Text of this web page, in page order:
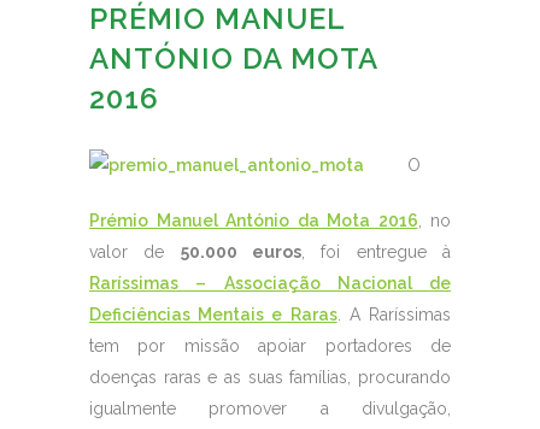
PRÉMIO MANUEL
ANTÓNIO DA MOTA
2016
O
Prémio Manuel António da Mota 2016 , no
valor de 50.000 euros , foi entregue à
Raríssimas – Associação Nacional de
Deficiências Mentais e Raras. A Raríssimas
tem por missão apoiar portadores de
doenças raras e as suas famílias, procurando
igualmente promover a divulgação,